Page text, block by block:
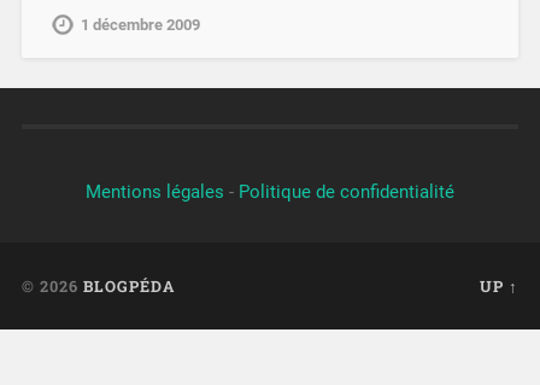
1 décembre 2009
Mentions légales - Politique de confidentialité
© 2026 BLOGPÉDA UP ↑